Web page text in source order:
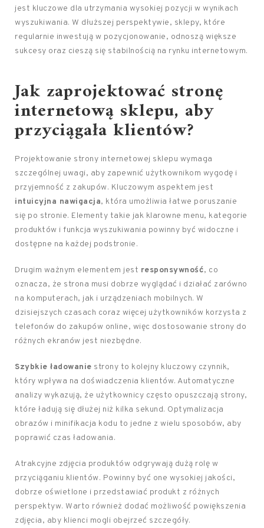
jest kluczowe dla utrzymania wysokiej pozycji w wynikach
wyszukiwania. W dłuższej perspektywie, sklepy, które
regularnie inwestują w pozycjonowanie, odnoszą większe
sukcesy oraz cieszą się stabilnością na rynku internetowym.
Jak zaprojektować stronę
internetową sklepu, aby
przyciągała klientów?
Projektowanie strony internetowej sklepu wymaga
szczególnej uwagi, aby zapewnić użytkownikom wygodę i
przyjemność z zakupów. Kluczowym aspektem jest
intuicyjna nawigacja, która umożliwia łatwe poruszanie
się po stronie. Elementy takie jak klarowne menu, kategorie
produktów i funkcja wyszukiwania powinny być widoczne i
dostępne na każdej podstronie.
Drugim ważnym elementem jest responsywność, co
oznacza, że strona musi dobrze wyglądać i działać zarówno
na komputerach, jak i urządzeniach mobilnych. W
dzisiejszych czasach coraz więcej użytkowników korzysta z
telefonów do zakupów online, więc dostosowanie strony do
różnych ekranów jest niezbędne.
Szybkie ładowanie strony to kolejny kluczowy czynnik,
który wpływa na doświadczenia klientów. Automatyczne
analizy wykazują, że użytkownicy często opuszczają strony,
które ładują się dłużej niż kilka sekund. Optymalizacja
obrazów i minifikacja kodu to jedne z wielu sposobów, aby
poprawić czas ładowania.
Atrakcyjne zdjęcia produktów odgrywają dużą rolę w
przyciąganiu klientów. Powinny być one wysokiej jakości,
dobrze oświetlone i przedstawiać produkt z różnych
perspektyw. Warto również dodać możliwość powiększenia
zdjęcia, aby klienci mogli obejrzeć szczegóły.